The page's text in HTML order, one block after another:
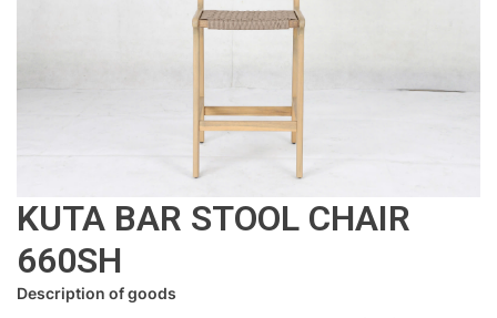
KUTA BAR STOOL CHAIR
660SH
Description of goods